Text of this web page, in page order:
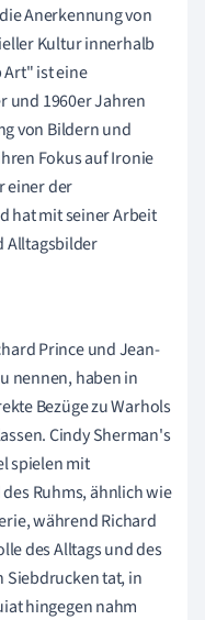
Anerkennung von
Kultur innerhalb
ist eine
und 1960er Jahren
von Bildern und
Fokus auf Ironie
einer der
hat mit seiner Arbeit
Alltagsbilder
Prince und Jean-
nennen, haben in
Bezüge zu Warhols
Cindy Sherman's
spielen mit
Ruhms, ähnlich wie
während Richard
des Alltags und des
Siebdrucken tat, in
hingegen nahm